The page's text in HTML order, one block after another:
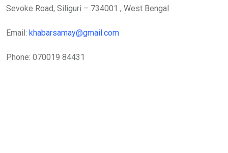
Sevoke Road, Siliguri – 734001 , West Bengal
Email: khabarsamay@gmail.com
Phone: 070019 84431